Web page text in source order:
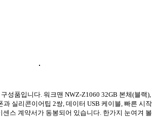
성품입니다. 워크맨 NWZ-Z1060 32GB 본체(블랙),
과 실리콘이어팁 2쌍, 데이터 USB 케이블, 빠른 시작
센스 계약서가 동봉되어 있습니다. 한가지 눈여겨 볼